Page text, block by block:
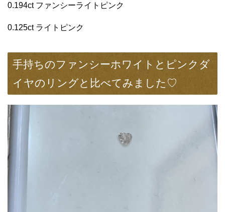
0.194ct ファンシーライトピンク
0.125ct ライトピンク
手持ちのファンシーホワイトとピンクダ
イヤのリングと比べてみました♡